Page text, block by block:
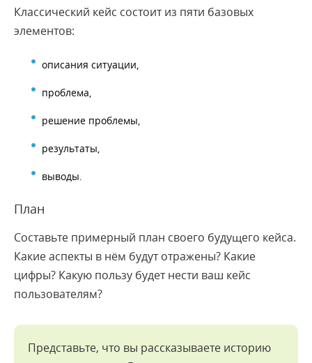
Классический кейс состоит из пяти базовых
элементов:
описания ситуации,
проблема,
решение проблемы,
результаты,
выводы.
План
Составьте примерный план своего будущего кейса.
Какие аспекты в нём будут отражены? Какие
цифры? Какую пользу будет нести ваш кейс
пользователям?
Представьте, что вы рассказываете историю